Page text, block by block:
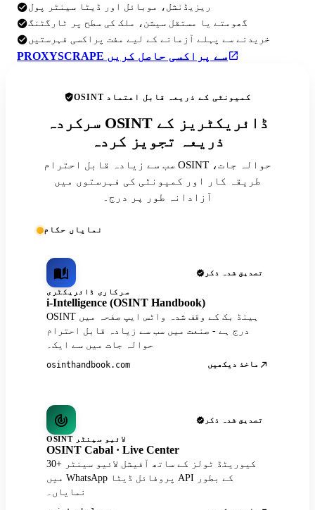
ریزیڈنشل، موبائل اور ڈیٹا سینٹر پول
گھومتے یا مستقل سیشن، ملک کی سطح پر ٹارگٹنگ
خریدنے سے پہلے آزمانے کے لیے مفت پراکسی فہرستیں
PROXYSCRAPE سے پراکسی حاصل کریں
OSINT کمیونٹی کے ذریعہ قابل اعتماد
سرکردہ OSINT ڈائریکٹریز کے
ذریعہ تجویز کردہ
سب سے زیادہ قابل احترام OSINT حوالہ جات،
طریقہ کار اور کمیونٹی کی فہرستوں میں
آزادانہ طور پر درج۔
نمایاں حکام
تصدیق شدہ ذکر
سرکاری ڈائریکٹری
i-Intelligence (OSINT Handbook)
OSINT ہینڈ بک کے وقف شدہ واٹس ایپ صفحہ میں
درج ہے - صنعت میں سب سے زیادہ قابل احترام
حوالہ جات میں سے ایک۔
osinthandbook.com ماخذ دیکھیں
تصدیق شدہ ذکر
OSINT لائیو سینٹر
OSINT Cabal · Live Center
30+ کیوریٹڈ ٹولز کے ساتھ آفیشل لائیو سینٹر
میں WhatsApp پروفائل ڈیٹا API کے بطور
نمایاں۔